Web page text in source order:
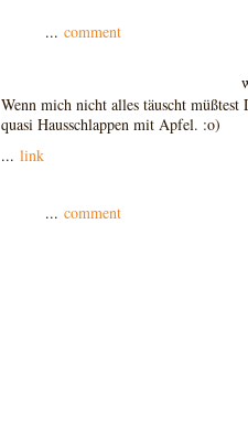
... comment
Wenn mich nicht alles täuscht müßtest
quasi Hausschlappen mit Apfel. :o)
... link
... comment